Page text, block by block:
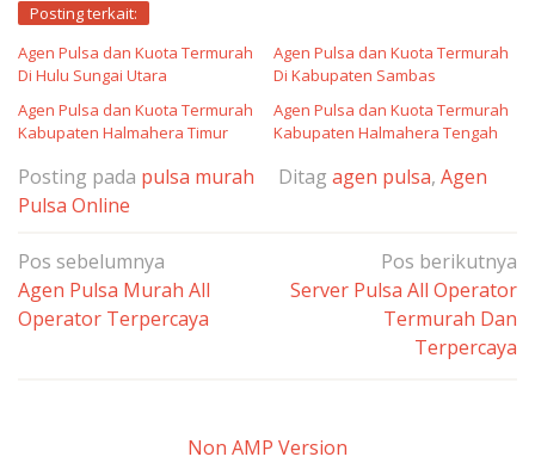
Posting terkait:
Agen Pulsa dan Kuota Termurah
Di Hulu Sungai Utara
Agen Pulsa dan Kuota Termurah
Di Kabupaten Sambas
Agen Pulsa dan Kuota Termurah
Kabupaten Halmahera Timur
Agen Pulsa dan Kuota Termurah
Kabupaten Halmahera Tengah
Posting pada pulsa murah Ditag agen pulsa, Agen
Pulsa Online
Navigasi
pos
Pos sebelumnya
Agen Pulsa Murah All
Operator Terpercaya
Pos berikutnya
Server Pulsa All Operator
Termurah Dan
Terpercaya
Non AMP Version